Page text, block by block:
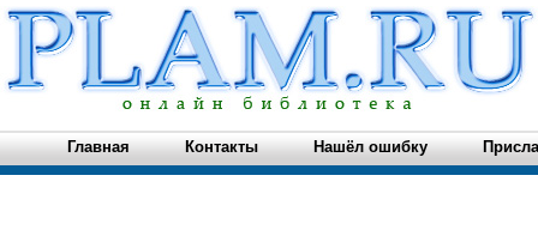
Главная Контакты Нашёл ошибку